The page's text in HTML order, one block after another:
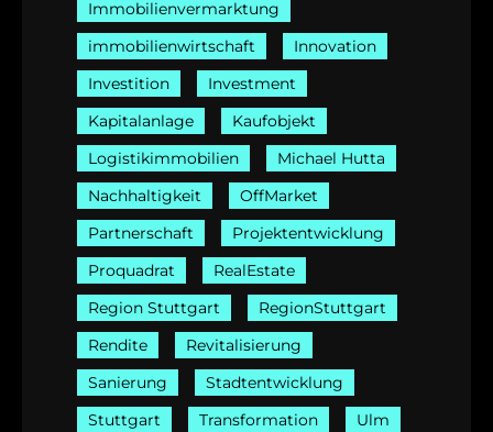
Immobilienvermarktung
immobilienwirtschaft
Innovation
Investition
Investment
Kapitalanlage
Kaufobjekt
Logistikimmobilien
Michael Hutta
Nachhaltigkeit
OffMarket
Partnerschaft
Projektentwicklung
Proquadrat
RealEstate
Region Stuttgart
RegionStuttgart
Rendite
Revitalisierung
Sanierung
Stadtentwicklung
Stuttgart
Transformation
Ulm